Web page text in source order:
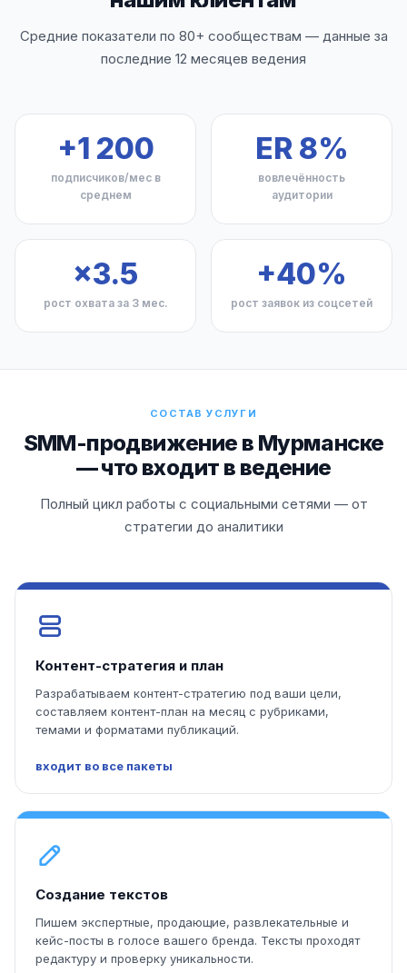
Средние показатели по 80+ сообществам — данные за
последние 12 месяцев ведения
+1 200
подписчиков/мес в
среднем
ER 8%
вовлечённость
аудитории
×3.5
рост охвата за 3 мес.
+40%
рост заявок из соцсетей
СОСТАВ УСЛУГИ
SMM-продвижение в Мурманске
— что входит в ведение
Полный цикл работы с социальными сетями — от
стратегии до аналитики
Контент-стратегия и план
Разрабатываем контент-стратегию под ваши цели,
составляем контент-план на месяц с рубриками,
темами и форматами публикаций.
входит во все пакеты
Создание текстов
Пишем экспертные, продающие, развлекательные и
кейс-посты в голосе вашего бренда. Тексты проходят
редактуру и проверку уникальности.